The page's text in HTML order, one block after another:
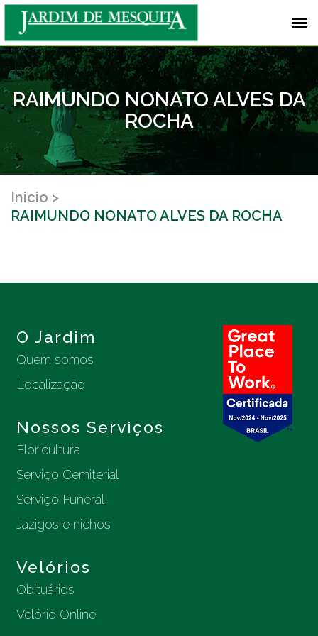
RAIMUNDO NONATO ALVES DA
ROCHA
Inicio
RAIMUNDO NONATO ALVES DA ROCHA
O Jardim
Quem somos
Localização
Nossos Serviços
Floricultura
Serviço Cemiterial
Serviço Funeral
Jazigos e nichos
Velórios
Obituários
Velório Online